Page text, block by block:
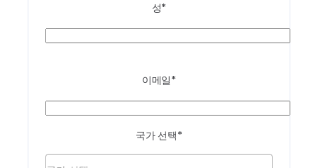
성*
이메일*
국가 선택*